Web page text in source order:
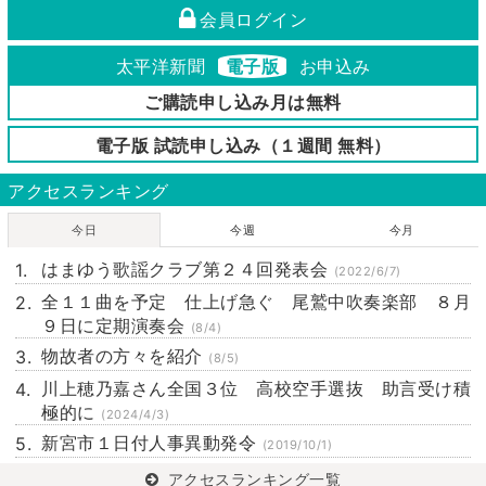
会員ログイン
太平洋新聞 電子版
お申込み
ご購読申し込み月は無料
電子版 試読申し込み（１週間 無料）
アクセスランキング
今日 今週 今月
はまゆう歌謡クラブ第２４回発表会 (2022/6/7)
全１１曲を予定 仕上げ急ぐ 尾鷲中吹奏楽部 ８月
９日に定期演奏会 (8/4)
物故者の方々を紹介 (8/5)
川上穂乃嘉さん全国３位 高校空手選抜 助言受け積
極的に (2024/4/3)
新宮市１日付人事異動発令 (2019/10/1)
アクセスランキング一覧